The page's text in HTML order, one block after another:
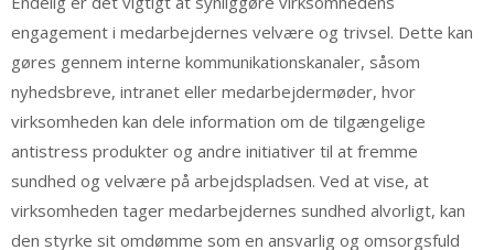
engagement i medarbejdernes velvære og trivsel. Dette kan
gøres gennem interne kommunikationskanaler, såsom
nyhedsbreve, intranet eller medarbejdermøder, hvor
virksomheden kan dele information om de tilgængelige
antistress produkter og andre initiativer til at fremme
sundhed og velvære på arbejdspladsen. Ved at vise, at
virksomheden tager medarbejdernes sundhed alvorligt, kan
den styrke sit omdømme som en ansvarlig og omsorgsfuld